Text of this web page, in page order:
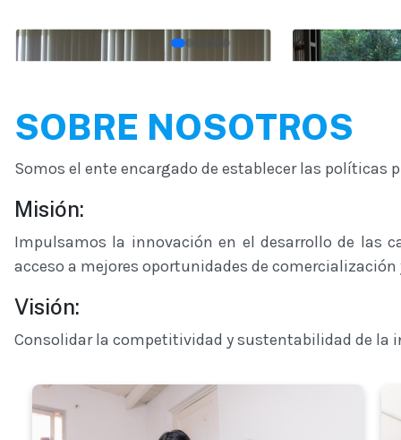
SOBRE NOSOTROS
Somos el ente encargado de establecer las
Misión:
Impulsamos la innovación en el desarrollo de las
acceso a mejores oportunidades de comercialización
Visión:
Consolidar la competitividad y sustentabilidad de la